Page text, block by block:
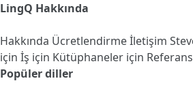
LingQ Hakkında
Hakkında Ücretlendirmeİletişim
için İş için Kütüphaneler için
Popüler diller